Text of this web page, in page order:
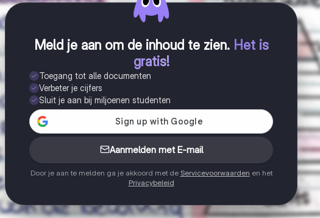
Meld je aan om de inhoud te zien. Het is
gratis!
Toegang tot alle documenten
Verbeter je cijfers
Sluit je aan bij miljoenen studenten
Aanmelden met E-mail
Door je aan te melden ga je akkoord met de Servicevoorwaarden en het
Privacybeleid